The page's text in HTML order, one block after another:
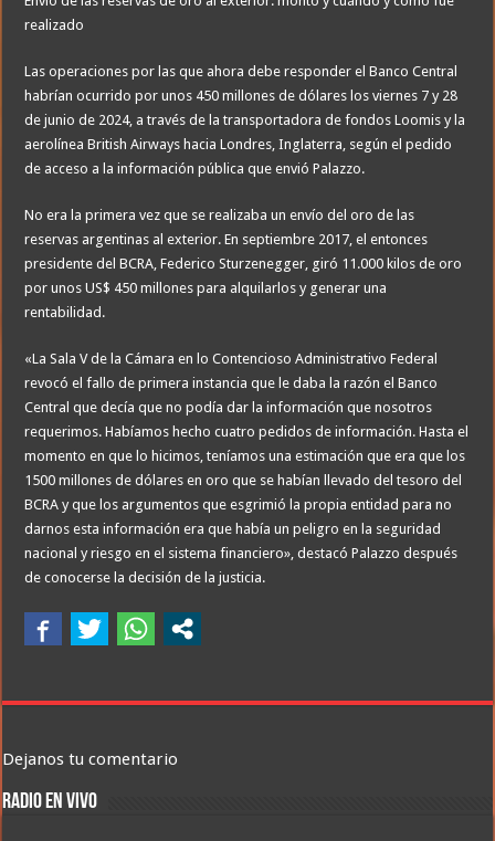
realizado
Las operaciones por las que ahora debe responder el Banco Central
habrían ocurrido por unos 450 millones de dólares los viernes 7 y 28
de junio de 2024, a través de la transportadora de fondos Loomis y la
aerolínea British Airways hacia Londres, Inglaterra, según el pedido
de acceso a la información pública que envió Palazzo.
No era la primera vez que se realizaba un envío del oro de las
reservas argentinas al exterior. En septiembre 2017, el entonces
presidente del BCRA, Federico Sturzenegger, giró 11.000 kilos de oro
por unos US$ 450 millones para alquilarlos y generar una
rentabilidad.
«La Sala V de la Cámara en lo Contencioso Administrativo Federal
revocó el fallo de primera instancia que le daba la razón el Banco
Central que decía que no podía dar la información que nosotros
requerimos. Habíamos hecho cuatro pedidos de información. Hasta el
momento en que lo hicimos, teníamos una estimación que era que los
1500 millones de dólares en oro que se habían llevado del tesoro del
BCRA y que los argumentos que esgrimió la propia entidad para no
darnos esta información era que había un peligro en la seguridad
nacional y riesgo en el sistema financiero», destacó Palazzo después
de conocerse la decisión de la justicia.
Dejanos tu comentario
RADIO EN VIVO